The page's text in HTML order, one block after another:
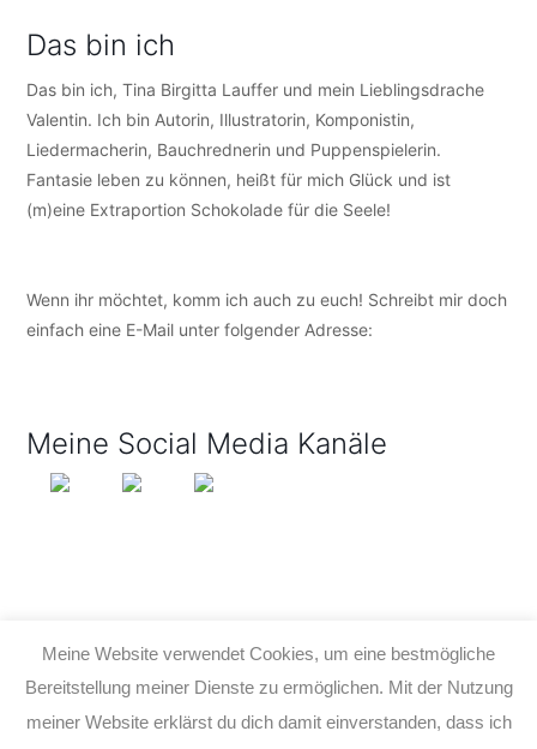
Das bin ich
Das bin ich, Tina Birgitta Lauffer und mein Lieblingsdrache
Valentin. Ich bin Autorin, Illustratorin, Komponistin,
Liedermacherin, Bauchrednerin und Puppenspielerin.
Fantasie leben zu können, heißt für mich Glück und ist
(m)eine Extraportion Schokolade für die Seele!
Wenn ihr möchtet, komm ich auch zu euch! Schreibt mir doch
einfach eine E-Mail unter folgender Adresse:
Meine Social Media Kanäle
Meine Website verwendet Cookies, um eine bestmögliche
Bereitstellung meiner Dienste zu ermöglichen. Mit der Nutzung
meiner Website erklärst du dich damit einverstanden, dass ich